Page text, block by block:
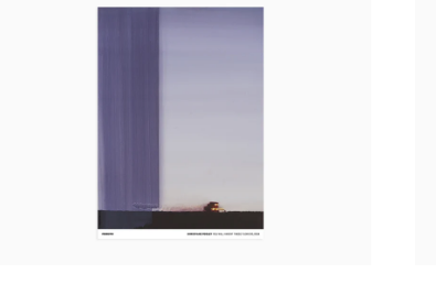
Christiane Pooley - You Will Inherit These